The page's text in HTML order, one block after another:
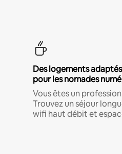
Des logements
pour les nomades
Vous êtes un
Trouvez un séjour
wifi haut débit et